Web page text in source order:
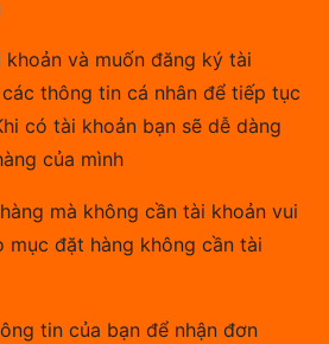
và muốn đăng ký tài
thông tin cá nhân để tiếp tục
có tài khoản bạn sẽ dễ dàng
của mình
mà không cần tài khoản vui
mục đặt hàng không cần tài
tin của bạn để nhận đơn